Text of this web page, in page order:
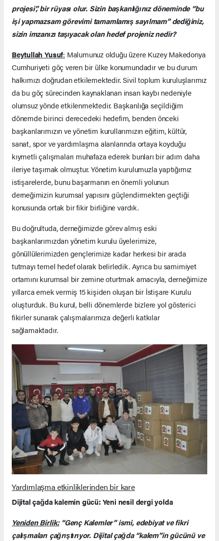
projesi”, bir rüyası olur. Sizin başkanlığınız döneminde “bu
işi yapmazsam görevimi tamamlamış sayılmam” dediğiniz,
sizin imzanızı taşıyacak olan hedef projeniz nedir?
Beytullah Yusuf: Malumunuz olduğu üzere Kuzey Makedonya
Cumhuriyeti göç veren bir ülke konumundadır ve bu durum
halkımızı doğrudan etkilemektedir. Sivil toplum kuruluşlarımız
da bu göç sürecinden kaynaklanan insan kaybı nedeniyle
olumsuz yönde etkilenmektedir. Başkanlığa seçildiğim
dönemde birinci derecedeki hedefim, benden önceki
başkanlarımızın ve yönetim kurullarımızın eğitim, kültür,
sanat, spor ve yardımlaşma alanlarında ortaya koyduğu
kıymetli çalışmaları muhafaza ederek bunları bir adım daha
ileriye taşımak olmuştur. Yönetim kurulumuzla yaptığımız
istişarelerde, bunu başarmanın en önemli yolunun
derneğimizin kurumsal yapısını güçlendirmekten geçtiği
konusunda ortak bir fikir birliğine vardık.
Bu doğrultuda, derneğimizde görev almış eski
başkanlarımızdan yönetim kurulu üyelerimize,
gönüllülerimizden gençlerimize kadar herkesi bir arada
tutmayı temel hedef olarak belirledik. Ayrıca bu samimiyet
ortamını kurumsal bir zemine oturtmak amacıyla, derneğimize
yıllarca emek vermiş 15 kişiden oluşan bir İstişare Kurulu
oluşturduk. Bu kurul, belli dönemlerde bizlere yol gösterici
fikirler sunarak çalışmalarımıza değerli katkılar
sağlamaktadır.
Yardımlaşma etkinliklerinden bir kare
Dijital çağda kalemin gücü: Yeni nesil dergi yolda
Yeniden Birlik:“Genç Kalemler” ismi, edebiyat ve fikri
çalışmaları çağrıştırıyor. Dijital çağda “kalem”in gücünü ve